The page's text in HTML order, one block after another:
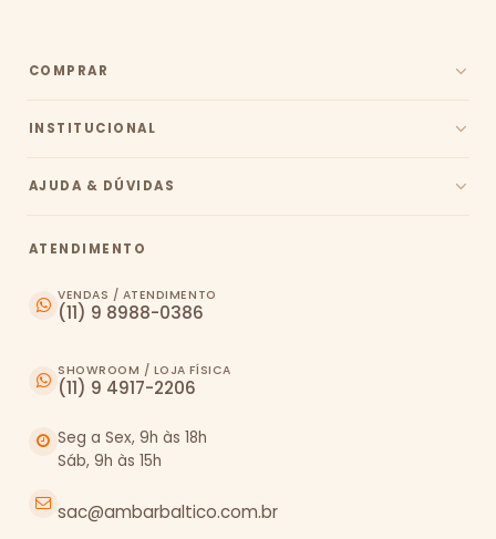
COMPRAR
INSTITUCIONAL
AJUDA & DÚVIDAS
ATENDIMENTO
VENDAS / ATENDIMENTO
(11) 9 8988-0386
SHOWROOM / LOJA FÍSICA
(11) 9 4917-2206
Seg a Sex, 9h às 18h
Sáb, 9h às 15h
sac@ambarbaltico.com.br